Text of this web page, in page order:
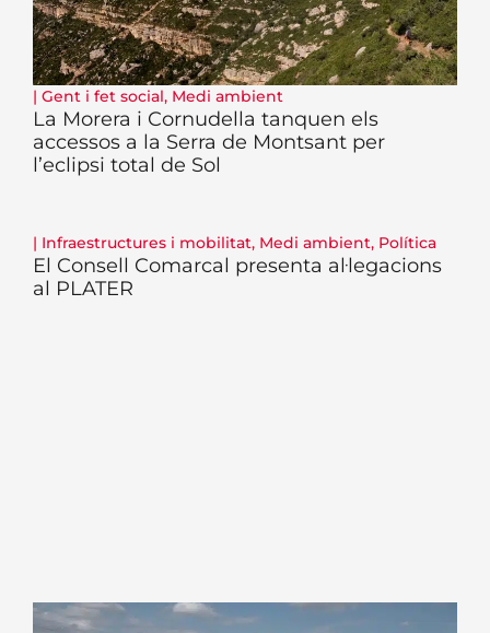
| Gent i fet social, Medi ambient
La Morera i Cornudella tanquen els
accessos a la Serra de Montsant per
l’eclipsi total de Sol
| Infraestructures i mobilitat, Medi ambient, Política
El Consell Comarcal presenta al·legacions
al PLATER